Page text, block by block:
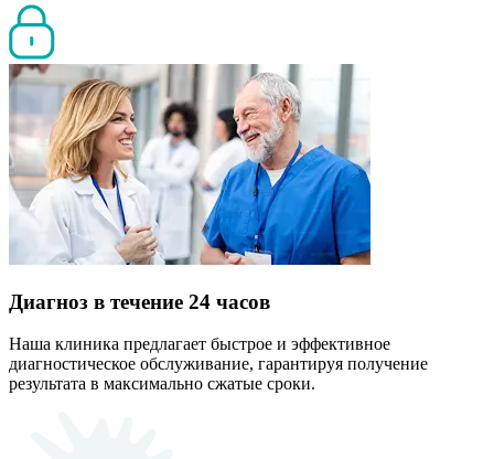
Диагноз в течение 24 часов
Наша клиника предлагает быстрое и эффективное
диагностическое обслуживание, гарантируя получение
результата в максимально сжатые сроки.